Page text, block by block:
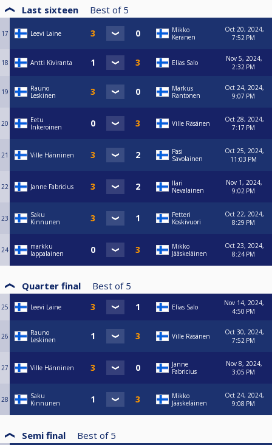
Last sixteen Best of 5
17 Leevi Laine
Mikko
Keränen
Oct 20, 2024,
7:52 PM
18 Antti Kiviranta Elias Salo
Nov 5, 2024,
2:32 PM
19
Rauno
Leskinen
Markus
Rantonen
Oct 24, 2024,
9:07 PM
20
Eetu
Inkeroinen
Ville Räsänen
Oct 28, 2024,
7:17 PM
21 Ville Hänninen
Pasi
Savolainen
Oct 25, 2024,
11:03 PM
22 Janne Fabricius
Ilari
Nevalainen
Nov 1, 2024,
9:02 PM
23
Saku
Kinnunen
Petteri
Koskivuori
Oct 22, 2024,
8:29 PM
24
markku
lappalainen
Mikko
Jääskeläinen
Oct 23, 2024,
8:24 PM
Quarter final Best of 5
25 Leevi Laine Elias Salo
Nov 14, 2024,
4:50 PM
26
Rauno
Leskinen
Ville Räsänen
Oct 30, 2024,
7:52 PM
27 Ville Hänninen
Janne
Fabricius
Nov 8, 2024,
3:05 PM
28
Saku
Kinnunen
Mikko
Jääskeläinen
Oct 24, 2024,
9:08 PM
Semi final Best of 5